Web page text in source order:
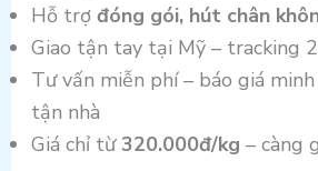
Hỗ trợ đóng gói, hút chân
Giao tận tay tại Mỹ – tracking
Tư vấn miễn phí – báo giá
tận nhà
Giá chỉ từ320.000đ/kg – càng